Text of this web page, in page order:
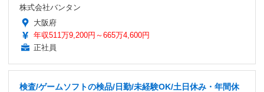
株式会社バンタン
大阪府
年収511万9,200円～665万4,600円
正社員
検査/ゲームソフトの検品/日勤/未経験OK/土日休み・年間休